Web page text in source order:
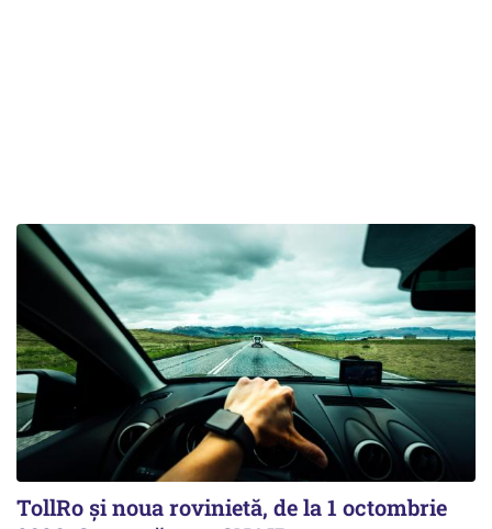
TollRo şi noua rovinietă, de la 1 octombrie